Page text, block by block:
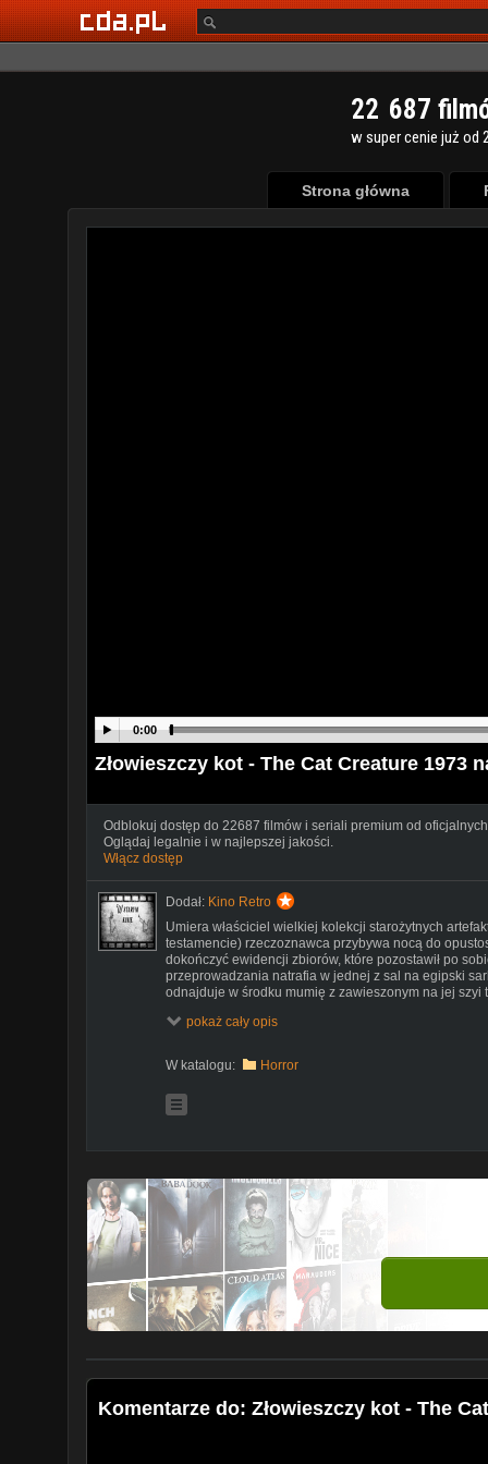
22 687
w super cenie już od
Strona główna
0:00
Złowieszczy kot - The Cat Creature 1973
Odblokuj dostęp do 22687 filmów i seriali premium od
Oglądaj legalnie i w najlepszej jakości.
Włącz dostęp
Dodał: Kino Retro
Umiera właściciel wielkiej kolekcji starożytnych
testamencie) rzeczoznawca przybywa nocą do
dokończyć ewidencji zbiorów, które pozostawił po
przeprowadzania natrafia w jednej z sal na egipski
odnajduje w środku mumię z zawieszonym na jej szyi
pokaż cały opis
W katalogu: Horror
Komentarze do: Złowieszczy kot - The